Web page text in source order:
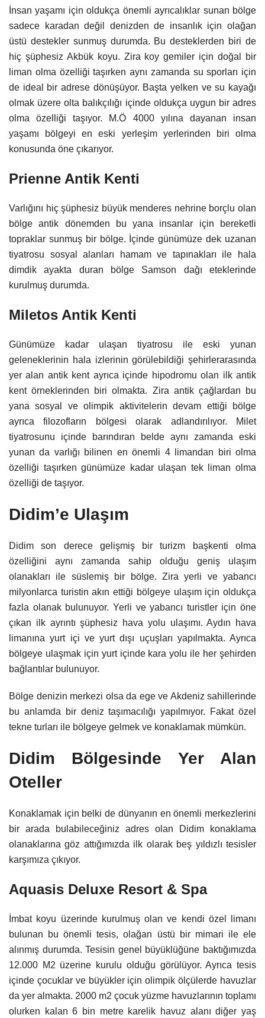
İnsan yaşamı için oldukça önemli ayrıcalıklar sunan bölge
sadece karadan değil denizden de insanlık için olağan
üstü destekler sunmuş durumda. Bu desteklerden biri de
hiç şüphesiz Akbük koyu. Zira koy gemiler için doğal bir
liman olma özelliği taşırken aynı zamanda su sporları için
de ideal bir adrese dönüşüyor. Başta yelken ve su kayağı
olmak üzere olta balıkçılığı içinde oldukça uygun bir adres
olma özelliği taşıyor. M.Ö 4000 yılına dayanan insan
yaşamı bölgeyi en eski yerleşim yerlerinden biri olma
konusunda öne çıkarıyor.
Prienne Antik Kenti
Varlığını hiç şüphesiz büyük menderes nehrine borçlu olan
bölge antik dönemden bu yana insanlar için bereketli
topraklar sunmuş bir bölge. İçinde günümüze dek uzanan
tiyatrosu sosyal alanları hamam ve tapınakları ile hala
dimdik ayakta duran bölge Samson dağı eteklerinde
kurulmuş durumda.
Miletos Antik Kenti
Günümüze kadar ulaşan tiyatrosu ile eski yunan
geleneklerinin hala izlerinin görülebildiği şehirlerarasında
yer alan antik kent ayrıca içinde hipodromu olan ilk antik
kent örneklerinden biri olmakta. Zira antik çağlardan bu
yana sosyal ve olimpik aktivitelerin devam ettiği bölge
ayrıca filozofların bölgesi olarak adlandırılıyor. Milet
tiyatrosunu içinde barındıran belde aynı zamanda eski
yunan da varlığı bilinen en önemli 4 limandan biri olma
özelliği taşırken günümüze kadar ulaşan tek liman olma
özelliği de taşıyor.
Didim’e Ulaşım
Didim son derece gelişmiş bir turizm başkenti olma
özelliğini aynı zamanda sahip olduğu geniş ulaşım
olanakları ile süslemiş bir bölge. Zira yerli ve yabancı
milyonlarca turistin akın ettiği bölgeye ulaşım için oldukça
fazla olanak bulunuyor. Yerli ve yabancı turistler için öne
çıkan ilk ayrıntı şüphesiz hava yolu ulaşımı. Aydın hava
limanına yurt içi ve yurt dışı uçuşları yapılmakta. Ayrıca
bölgeye ulaşmak için yurt içinde kara yolu ile her şehirden
bağlantılar bulunuyor.
Bölge denizin merkezi olsa da ege ve Akdeniz sahillerinde
bu anlamda bir deniz taşımacılığı yapılmıyor. Fakat özel
tekne turları ile bölgeye gelmek ve konaklamak mümkün.
Didim Bölgesinde Yer Alan
Oteller
Konaklamak için belki de dünyanın en önemli merkezlerini
bir arada bulabileceğiniz adres olan Didim konaklama
olanaklarına göz attığımızda ilk olarak beş yıldızlı tesisler
karşımıza çıkıyor.
Aquasis Deluxe Resort & Spa
İmbat koyu üzerinde kurulmuş olan ve kendi özel limanı
bulunan bu önemli tesis, olağan üstü bir mimari ile ele
alınmış durumda. Tesisin genel büyüklüğüne baktığımızda
12.000 M2 üzerine kurulu olduğu görülüyor. Ayrıca tesis
içinde çocuklar ve büyükler için olimpik ölçülerde havuzlar
da yer almakta. 2000 m2 çocuk yüzme havuzlarının toplamı
olurken kalan 6 bin metre karelik havuz alanı diğer yaş